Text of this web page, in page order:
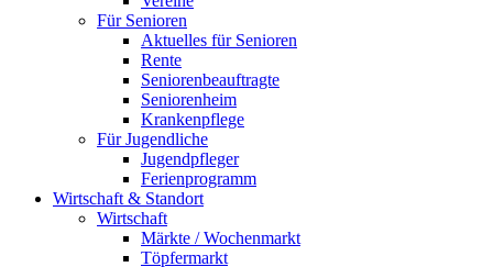
Für Senioren
Aktuelles für Senioren
Rente
Seniorenbeauftragte
Seniorenheim
Krankenpflege
Für Jugendliche
Jugendpfleger
Ferienprogramm
Wirtschaft & Standort
Wirtschaft
Märkte / Wochenmarkt
Töpfermarkt